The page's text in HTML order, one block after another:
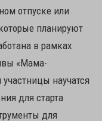
отпуске или
планируют
в рамках
«Мама-
научатся
для старта
для